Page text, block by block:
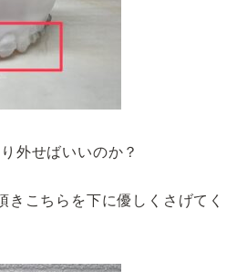
外せばいいのか？
きこちらを下に優しくさげてく